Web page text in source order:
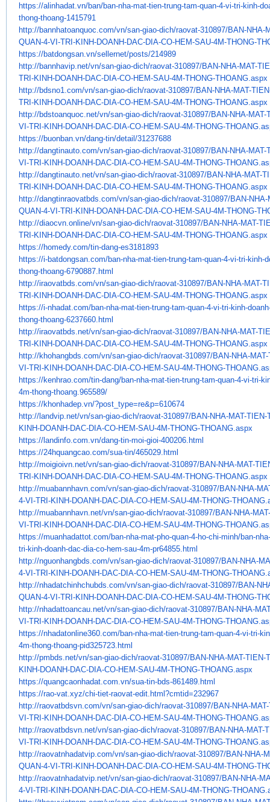
https://alinhadat.vn/ban/ban-nha-mat-tien-trung-tam-quan-4-vi-tri-kinh-
thong-thoang-1415791
http://bannhatoanquoc.com/vn/san-giao-dich/raovat-310897/BAN-NHA-
QUAN-4-VI-TRI-KINH-DOANH-DAC-DIA-CO-HEM-SAU-4M-THONG-
https://batdongsan.vn/sellernet/posts/214989
http://bannhavip.net/vn/san-giao-dich/raovat-310897/BAN-NHA-MAT-
TRI-KINH-DOANH-DAC-DIA-CO-HEM-SAU-4M-THONG-THOANG.aspx
http://bdsno1.com/vn/san-giao-dich/raovat-310897/BAN-NHA-MAT-
TRI-KINH-DOANH-DAC-DIA-CO-HEM-SAU-4M-THONG-THOANG.aspx
http://bdstoanquoc.net/vn/san-giao-dich/raovat-310897/BAN-NHA-MAT-
VI-TRI-KINH-DOANH-DAC-DIA-CO-HEM-SAU-4M-THONG-
https://buonban.vn/dang-tin/detail/31237688
http://dangtinauto.com/vn/san-giao-dich/raovat-310897/BAN-NHA-MAT-
VI-TRI-KINH-DOANH-DAC-DIA-CO-HEM-SAU-4M-THONG-
http://dangtinauto.net/vn/san-giao-dich/raovat-310897/BAN-NHA-MAT-
TRI-KINH-DOANH-DAC-DIA-CO-HEM-SAU-4M-THONG-THOANG.aspx
http://dangtinraovatbds.com/vn/san-giao-dich/raovat-310897/BAN-
QUAN-4-VI-TRI-KINH-DOANH-DAC-DIA-CO-HEM-SAU-4M-THONG-
http://diaocvn.online/vn/san-giao-dich/raovat-310897/BAN-NHA-MAT-
TRI-KINH-DOANH-DAC-DIA-CO-HEM-SAU-4M-THONG-THOANG.aspx
https://homedy.com/tin-dang-es3181893
https://i-batdongsan.com/ban-nha-mat-tien-trung-tam-quan-4-vi-tri-kinh-
thong-thoang-6790887.html
http://iraovatbds.com/vn/san-giao-dich/raovat-310897/BAN-NHA-MAT-
TRI-KINH-DOANH-DAC-DIA-CO-HEM-SAU-4M-THONG-THOANG.aspx
https://i-nhadat.com/ban-nha-mat-tien-trung-tam-quan-4-vi-tri-kinh-
thong-thoang-6237660. html
http://iraovatbds.net/vn/san-giao-dich/raovat-310897/BAN-NHA-MAT-
TRI-KINH-DOANH-DAC-DIA-CO-HEM-SAU-4M-THONG-THOANG.aspx
http://khohangbds.com/vn/san-giao-dich/raovat-310897/BAN-NHA-
VI-TRI-KINH-DOANH-DAC-DIA-CO-HEM-SAU-4M-THONG-
https://kenhrao.com/tin-dang/ban-nha-mat-tien-trung-tam-quan-4-vi-tri-
4m-thong-thoang.965589/
https://khonhadep.vn/?post_ type=re&p=610674
http://landvip.net/vn/san-giao-dich/raovat-310897/BAN-NHA-MAT-TIEN-
KINH-DOANH-DAC-DIA-CO-HEM-SAU-4M-THONG-THOANG.aspx
https://landinfo.com.vn/dang-tin-moi-gioi-400206.html
https://24hquangcao.com/sua-tin/465029.html
http://moigioivn.net/vn/san-giao-dich/raovat-310897/BAN-NHA-MAT-
TRI-KINH-DOANH-DAC-DIA-CO-HEM-SAU-4M-THONG-THOANG.aspx
http://muabannhavn.com/vn/san-giao-dich/raovat-310897/BAN-NHA-
4-VI-TRI-KINH-DOANH-DAC-DIA-CO-HEM-SAU-4M-THONG-
http://muabannhavn.net/vn/san-giao-dich/raovat-310897/BAN-NHA-
VI-TRI-KINH-DOANH-DAC-DIA-CO-HEM-SAU-4M-THONG-
https://muanhadattot.com/ban-nha-mat-pho-quan-4-ho-chi-minh/ban-
tri-kinh-doanh-dac-dia-co-hem-sau-4m-pr64855. html
http://nguonhangbds.com/vn/san-giao-dich/raovat-310897/BAN-NHA-
4-VI-TRI-KINH-DOANH-DAC-DIA-CO-HEM-SAU-4M-THONG-
http://nhadatchinhchubds.com/vn/san-giao-dich/raovat-310897/BAN-
QUAN-4-VI-TRI-KINH-DOANH-DAC-DIA-CO-HEM-SAU-4M-THONG-
http://nhadattoancau.net/vn/san-giao-dich/raovat-310897/BAN-NHA-
VI-TRI-KINH-DOANH-DAC-DIA-CO-HEM-SAU-4M-THONG-
https://nhadatonline360.com/ban-nha-mat-tien-trung-tam-quan-4-vi-tri-
4m-thong-thoang-pid325723.html
http://pmbds.net/vn/san-giao-dich/raovat-310897/BAN-NHA-MAT-TIEN-
KINH-DOANH-DAC-DIA-CO-HEM-SAU-4M-THONG-THOANG.aspx
https://quangcaonhadat.com.vn/sua-tin-bds-861489.html
https://rao-vat.xyz/chi-tiet-raovat-edit.html?cmtid=232967
http://raovatbdsvn.com/vn/san-giao-dich/raovat-310897/BAN-NHA-
VI-TRI-KINH-DOANH-DAC-DIA-CO-HEM-SAU-4M-THONG-
http://raovatbdsvn.net/vn/san-giao-dich/raovat-310897/BAN-NHA-MAT-
VI-TRI-KINH-DOANH-DAC-DIA-CO-HEM-SAU-4M-THONG-
http://raovatnhadatvip.com/vn/san-giao-dich/raovat-310897/BAN-NHA-
QUAN-4-VI-TRI-KINH-DOANH-DAC-DIA-CO-HEM-SAU-4M-THONG-
http://raovatnhadatvip.net/vn/san-giao-dich/raovat-310897/BAN-NHA-
4-VI-TRI-KINH-DOANH-DAC-DIA-CO-HEM-SAU-4M-THONG-